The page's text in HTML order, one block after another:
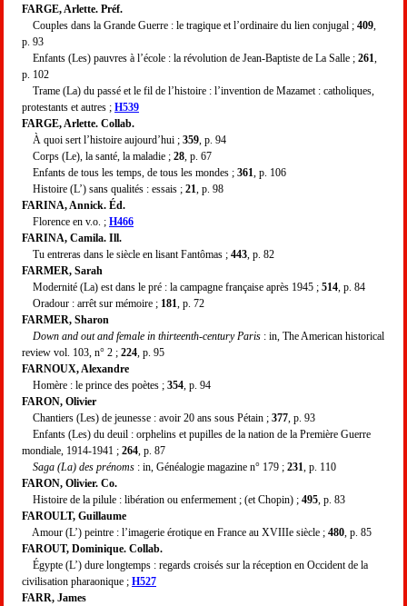
FARGE, Arlette. Préf.
Couples dans la Grande Guerre : le tragique et l’ordinaire du lien conjugal ; 409
p. 93
Enfants (Les) pauvres à l’école : la révolution de Jean-Baptiste de La Salle ; 261
p. 102
Trame (La) du passé et le fil de l’histoire : l’invention de Mazamet : catholiques,
protestants et autres ; H539
FARGE, Arlette. Collab.
À quoi sert l’histoire aujourd’hui ; 359 , p. 94
Corps (Le), la santé, la maladie ; 28 , p. 67
Enfants de tous les temps, de tous les mondes ; 361 , p. 106
Histoire (L’) sans qualités : essais ; 21 , p. 98
FARINA, Annick. Éd.
Florence en v.o. ; H466
FARINA, Camila. Ill.
Tu entreras dans le siècle en lisant Fantômas ; 443 , p. 82
FARMER, Sarah
Modernité (La) est dans le pré : la campagne française après 1945 ; 514 , p. 84
Oradour : arrêt sur mémoire ; 181 , p. 72
FARMER, Sharon
Down and out and female in thirteenth-century Paris : in, The American historical
review vol. 103, n° 2 ; 224 , p. 95
FARNOUX, Alexandre
Homère : le prince des poètes ; 354 , p. 94
FARON, Olivier
Chantiers (Les) de jeunesse : avoir 20 ans sous Pétain ; 377 , p. 93
Enfants (Les) du deuil : orphelins et pupilles de la nation de la Première Guerre
mondiale, 1914-1941 ; 264 , p. 87
Saga (La) des prénoms : in, Généalogie magazine n° 179 ; 231 , p. 110
FARON, Olivier. Co.
Histoire de la pilule : libération ou enfermement ; (et Chopin) ; 495 , p. 83
FAROULT, Guillaume
Amour (L’) peintre : l’imagerie érotique en France au XVIIIe siècle ; 480 , p. 85
FAROUT, Dominique. Collab.
Égypte (L’) dure longtemps : regards croisés sur la réception en Occident de la
civilisation pharaonique ; H527
FARR, James